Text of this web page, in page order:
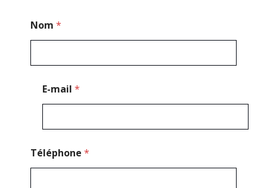
Nom *
E-mail *
Téléphone *